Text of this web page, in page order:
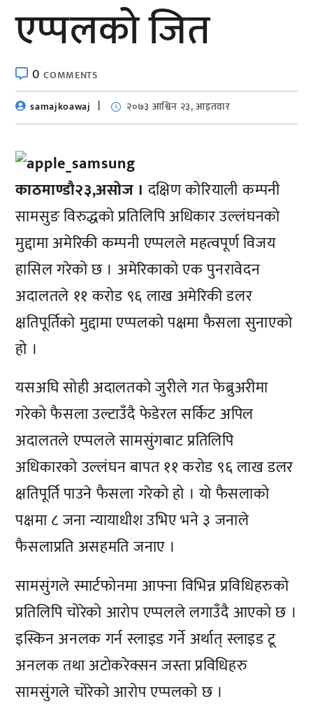
एप्पलको जित
0COMMENTS
samajkoawaj
२०७३ आश्विन २३, आइतवार
काठमाण्डाै२३,असोज । दक्षिण कोरियाली कम्पनी
सामसुङ विरुद्धको प्रतिलिपि अधिकार उल्लंघनको
मुद्दामा अमेरिकी कम्पनी एप्पलले महत्वपूर्ण विजय
हासिल गरेको छ । अमेरिकाको एक पुनरावेदन
अदालतले ११ करोड ९६ लाख अमेरिकी डलर
क्षतिपूर्तिको मुद्दामा एप्पलको पक्षमा फैसला सुनाएको
हो ।
यसअघि सोही अदालतको जुरीले गत फेब्रुअरीमा
गरेको फैसला उल्टाउँदै फेडेरल सर्किट अपिल
अदालतले एप्पलले सामसुंगबाट प्रतिलिपि
अधिकारको उल्लंघन बापत ११ करोड ९६ लाख डलर
क्षतिपूर्ति पाउने फैसला गरेको हो । यो फैसलाको
पक्षमा ८ जना न्यायाधीश उभिए भने ३ जनाले
फैसलाप्रति असहमति जनाए ।
सामसुंगले स्मार्टफोनमा आफ्ना विभिन्न प्रविधिहरुको
प्रतिलिपि चोरेको आरोप एप्पलले लगाउँदै आएको छ ।
इस्किन अनलक गर्न स्लाइड गर्ने अर्थात् स्लाइड टू
अनलक तथा अटोकरेक्सन जस्ता प्रविधिहरु
सामसुंगले चोरेको आरोप एप्पलको छ ।